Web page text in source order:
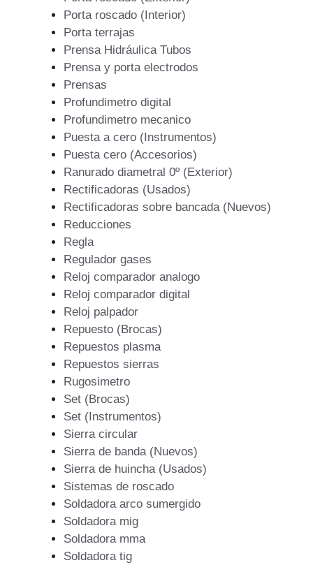
Porta roscado (Interior)
Porta terrajas
Prensa Hidráulica Tubos
Prensa y porta electrodos
Prensas
Profundimetro digital
Profundimetro mecanico
Puesta a cero (Instrumentos)
Puesta cero (Accesorios)
Ranurado diametral 0º (Exterior)
Rectificadoras (Usados)
Rectificadoras sobre bancada (Nuevos)
Reducciones
Regla
Regulador gases
Reloj comparador analogo
Reloj comparador digital
Reloj palpador
Repuesto (Brocas)
Repuestos plasma
Repuestos sierras
Rugosimetro
Set (Brocas)
Set (Instrumentos)
Sierra circular
Sierra de banda (Nuevos)
Sierra de huincha (Usados)
Sistemas de roscado
Soldadora arco sumergido
Soldadora mig
Soldadora mma
Soldadora tig